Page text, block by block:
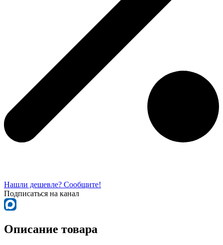
Нашли дешевле? Сообщите!
Подписаться на канал
Описание товара